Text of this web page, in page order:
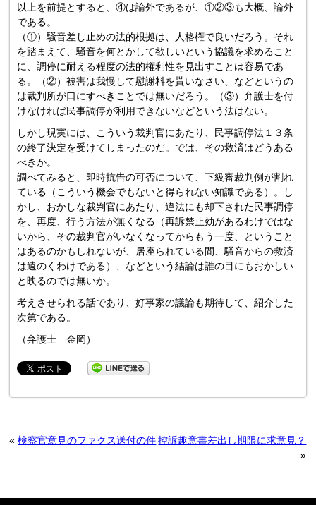
以上を前提とすると、④は論外であるが、①②③も大概、論外
である。
（①）騒音差し止めの法的根拠は、人格権で良いだろう。それ
を踏まえて、騒音を何とかして欲しいという協議を求めること
に、調停に耐える程度の法的権利性を見出すことは容易であ
る。（②）被害は我慢して慰謝料を貰いなさい、などというの
は裁判所が口にすべきことでは無いだろう。（③）弁護士を付
けなければ民事調停が利用できないなどという法はない。
しかし現実には、こういう裁判官にあたり、民事調停法１３条
の終了決定を受けてしまったのだ。では、その救済はどうある
べきか。
調べてみると、即時抗告の可否について、下級審裁判例が割れ
ている（こういう機会でもないと得られない知識である）。し
かし、おかしな裁判官にあたり、違法にも却下された民事調停
を、再度、行う方法が無くなる（再訴禁止効があるわけではな
いから、その裁判官がいなくなってからもう一度、ということ
はあるのかもしれないが、居座られている間、騒音からの救済
は遠のくわけである）、などという結論は誰の目にもおかしい
と映るのでは無いか。
考えさせられる話であり、好事家の議論も期待して、紹介した
次第である。
（弁護士 金岡）
«検察官意見のファクス送付の件 控訴趣意書差出し期限に求意見？
»